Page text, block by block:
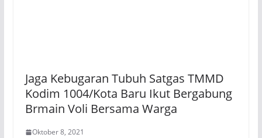
Jaga Kebugaran Tubuh Satgas TMMD
Kodim 1004/Kota Baru Ikut Bergabung
Brmain Voli Bersama Warga
Oktober 8, 2021